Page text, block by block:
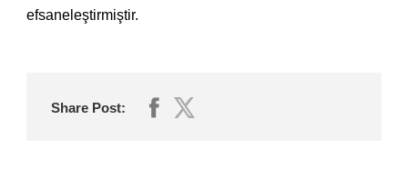
efsaneleştirmiştir.
Share Post: